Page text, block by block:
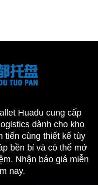
Huadu cung cấp
dành cho kho
tiến cùng thiết kế tùy
bền bỉ và có thể mở
Nhận báo giá miễn
nay.